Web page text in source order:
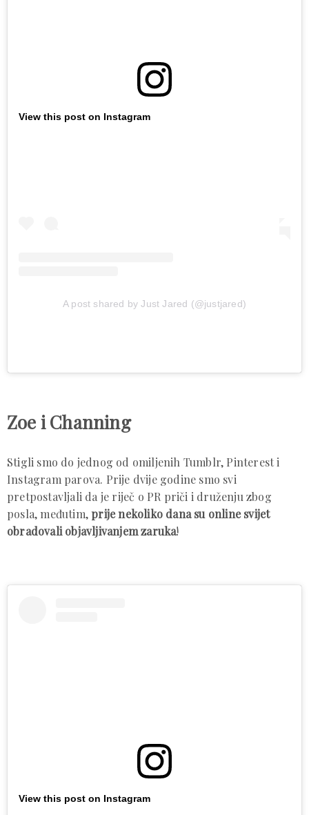
View this post on Instagram
A post shared by Just Jared (@justjared)
Zoe i Channing
Stigli smo do jednog od omiljenih Tumblr, Pinterest i
Instagram parova. Prije dvije godine smo svi
pretpostavljali da je riječ o PR priči i druženju zbog
posla, međutim,prije nekoliko dana su online svijet
obradovali objavljivanjem zaruka!
View this post on Instagram